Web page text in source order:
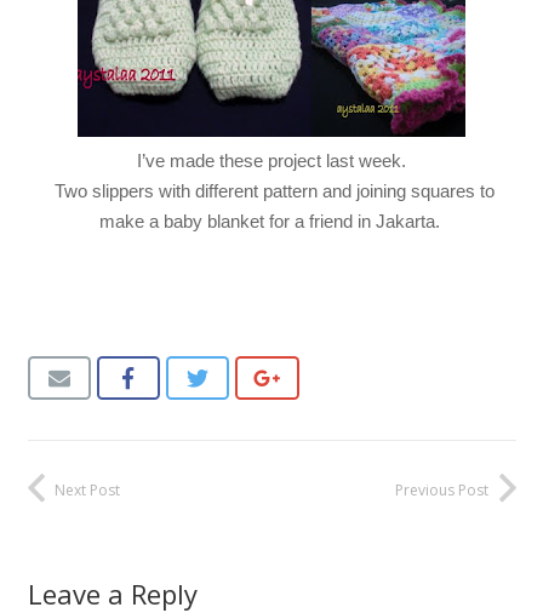
I’ve made these project last week.
Two slippers with different pattern and joining squares to
make a baby blanket for a friend in Jakarta.
Previous Post
Next Post
Leave a Reply